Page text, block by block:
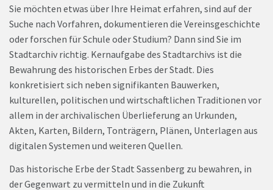
Sie möchten etwas über Ihre Heimat erfahren, sind auf der
Suche nach Vorfahren, dokumentieren die Vereinsgeschichte
oder forschen für Schule oder Studium? Dann sind Sie im
Stadtarchiv richtig. Kernaufgabe des Stadtarchivs ist die
Bewahrung des historischen Erbes der Stadt. Dies
konkretisiert sich neben signifikanten Bauwerken,
kulturellen, politischen und wirtschaftlichen Traditionen vor
allem in der archivalischen Überlieferung an Urkunden,
Akten, Karten, Bildern, Tonträgern, Plänen, Unterlagen aus
digitalen Systemen und weiteren Quellen.
Das historische Erbe der Stadt Sassenberg zu bewahren, in
der Gegenwart zu vermitteln und in die Zukunft